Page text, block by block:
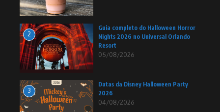
2
Guia completo do Halloween Horror
Nights 2026 no Universal Orlando
Resort
05/08/2026
3
Datas da Disney Halloween Party
2026
04/08/2026